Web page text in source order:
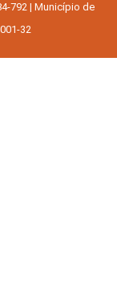
792 | Município de
32